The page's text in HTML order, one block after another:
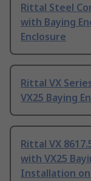
Rittal Steel
with Baying
Enclosure
Rittal VX
VX25 Baying
Rittal VX
with VX25
Installation